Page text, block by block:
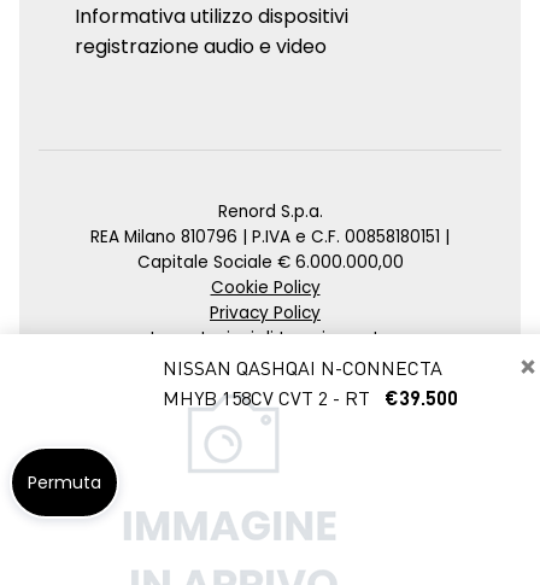
×
NISSAN QASHQAI N-CONNECTA
MHYB 158CV CVT 2 - RT
€39.500
Informativa utilizzo dispositivi
registrazione audio e video
Renord S.p.a.
REA Milano 810796 | P.IVA e C.F. 00858180151 |
Capitale Sociale € 6.000.000,00
Cookie Policy
Privacy Policy
Impostazioni di tracciamento
Credits
Agenzia SEO
Permuta